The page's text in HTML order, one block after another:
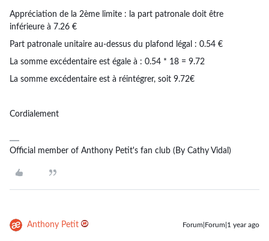
Appréciation de la 2ème limite : la part patronale doit être
inférieure à 7.26 €
Part patronale unitaire au-dessus du plafond légal : 0.54 €
La somme excédentaire est égale à : 0.54 * 18 = 9.72
La somme excédentaire est à réintégrer, soit 9.72€
Cordialement
Official member of Anthony Petit's fan club (By Cathy Vidal)
Anthony Petit Forum|Forum|1 year ago